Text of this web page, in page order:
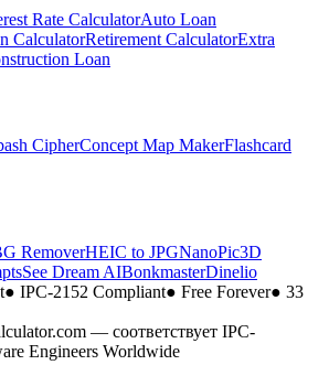
Rate CalculatorAuto Loan
CalculatorRetirement CalculatorExtra
Loan
CipherConcept Map MakerFlashcard
RemoverHEIC to JPGNanoPic3D
See Dream AIBonkmasterDinelio
● IPC-2152 Compliant● Free Forever● 33
— соответствует IPC-
Engineers Worldwide